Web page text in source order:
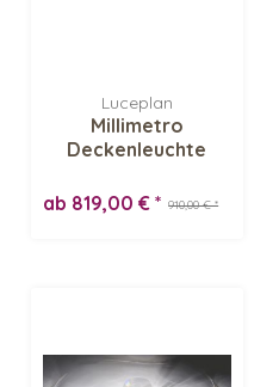
Luceplan
Millimetro
Deckenleuchte
910,00 € *
ab 819,00 € *